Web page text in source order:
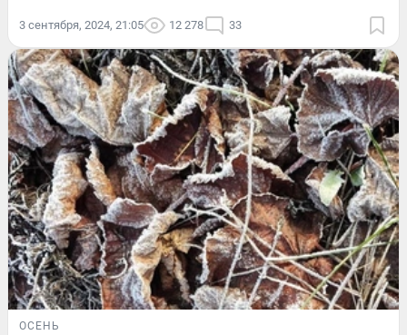
3 сентября, 2024, 21:05 12 278 33
ОСЕНЬ